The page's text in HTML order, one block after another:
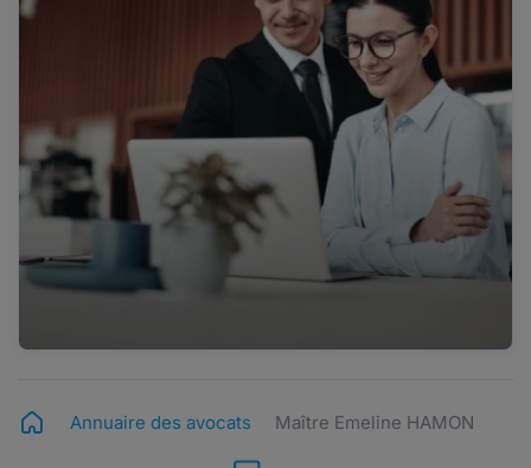
Annuaire des avocats Maître Emeline HAMON